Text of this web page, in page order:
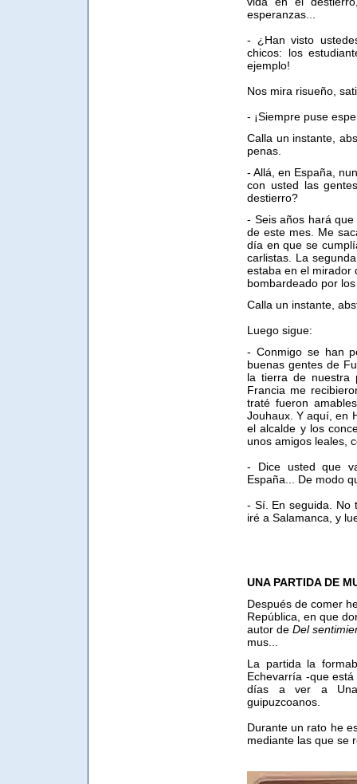
esperanzas...
- ¿Han visto
chicos: los
ejemplo!
Nos mira risueño,
- ¡Siempre puse
Calla un instante,
penas.
- Allá, en España,
con usted las
destierro?
- Seis años hará
de este mes. Me
día en que se
carlistas. La
estaba en el mirador
bombardeado por
Calla un instante,
Luego sigue:
- Conmigo se han
buenas gentes de
la tierra de nuestra
Francia me
traté fueron
Jouhaux. Y aquí, en
el alcalde y los
unos amigos leales,
- Dice usted que
España... De modo
- Sí. En seguida. No
iré a Salamanca, y
UNA PARTIDA DE
Después de comer
República, en que
autor de Del
mus...
La partida la
Echevarría -que
días a ver a
guipuzcoanos.
Durante un rato he
mediante las que se